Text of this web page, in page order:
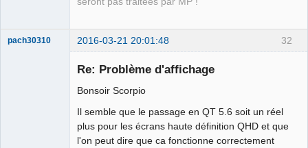
32
pach30310 2016-03-21 20:01:48
Re: Problème d'affichage
Bonsoir Scorpio
Il semble que le passage en QT 5.6 soit un réel
plus pour les écrans haute définition QHD et que
l'on peut dire que ca fonctionne correctement